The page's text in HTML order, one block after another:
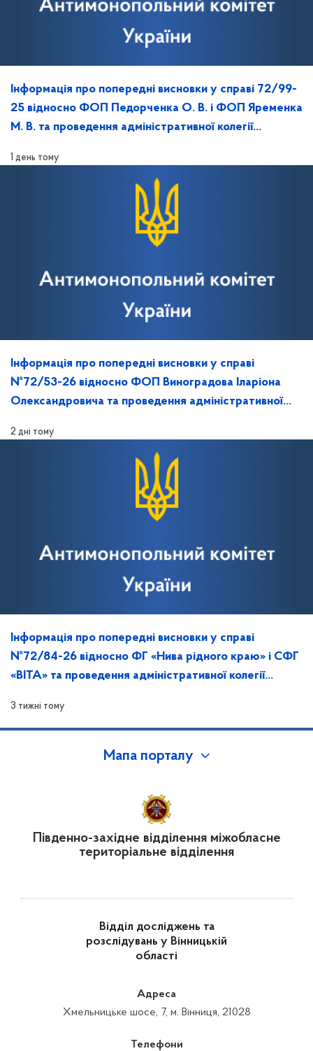
Інформація про попередні висновки у справі 72/99-
25 відносно ФОП Педорченка О. В. і ФОП Яременка
М. В. та проведення адміністративної колегії
1 день тому
Інформація про попередні висновки у справі
№72/53-26 відносно ФОП Виноградова Іларіона
Олександровича та проведення адміністративної
2 дні тому
Інформація про попередні висновки у справі
№72/84-26 відносно ФГ «Нива рідного краю» і СФГ
«ВІТА» та проведення адміністративної колегії
3 тижні тому
Мапа порталу
Південно-західне відділення міжобласне
територіальне відділення
Відділ досліджень та
розслідувань у Вінницькій
області
Адреса
Хмельницьке шосе, 7, м. Вінниця, 21028
Телефони